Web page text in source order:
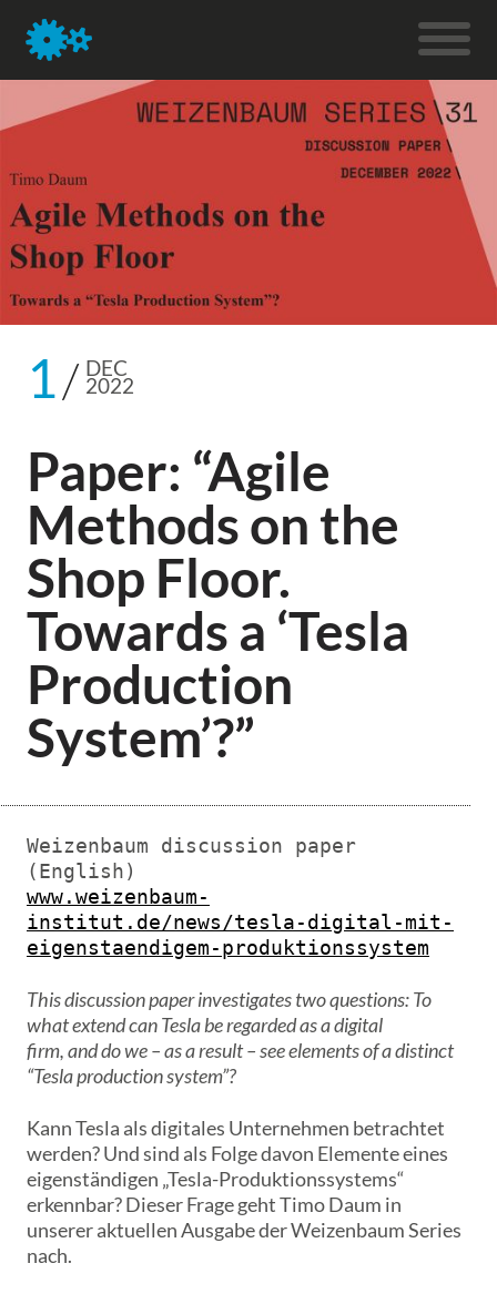
1 DEC
2022
Paper: “Agile
Methods on the
Shop Floor.
Towards a ‘Tesla
Production
System’?”
Weizenbaum discussion paper
www.weizenbaum-
institut.de/news/tesla-digital-mit-
eigenstaendigem-produktionssystem
This discussion paper investigates two questions: To
what extend can Tesla be regarded as a digital
firm, and do we – as a result – see elements of a distinct
“Tesla production system”?
Kann Tesla als digitales Unternehmen betrachtet
werden? Und sind als Folge davon Elemente eines
eigenständigen „Tesla-Produktionssystems“
erkennbar? Dieser Frage geht Timo Daum in
unserer aktuellen Ausgabe der Weizenbaum Series
nach.